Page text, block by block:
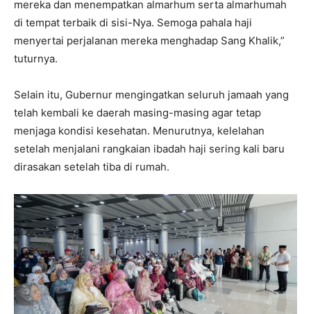
mereka dan menempatkan almarhum serta almarhumah
di tempat terbaik di sisi-Nya. Semoga pahala haji
menyertai perjalanan mereka menghadap Sang Khalik,”
tuturnya.
Selain itu, Gubernur mengingatkan seluruh jamaah yang
telah kembali ke daerah masing-masing agar tetap
menjaga kondisi kesehatan. Menurutnya, kelelahan
setelah menjalani rangkaian ibadah haji sering kali baru
dirasakan setelah tiba di rumah.